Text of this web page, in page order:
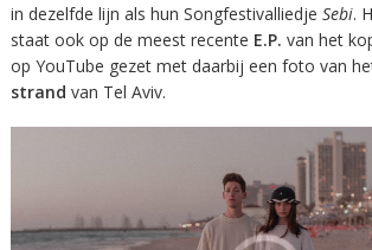
in dezelfde lijn als hun Songfestivalliedje Sebi.
staat ook op de meest recente E.P. van het
op YouTube gezet met daarbij een foto van
strand van Tel Aviv.